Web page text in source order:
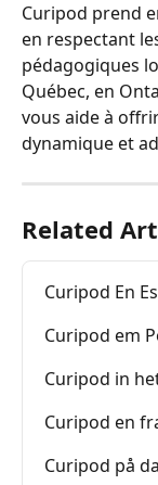
Curipod prend
en respectant
pédagogiques
Québec, en
vous aide à
dynamique et
Related
Curipod En
Curipod em
Curipod in
Curipod en
Curipod på